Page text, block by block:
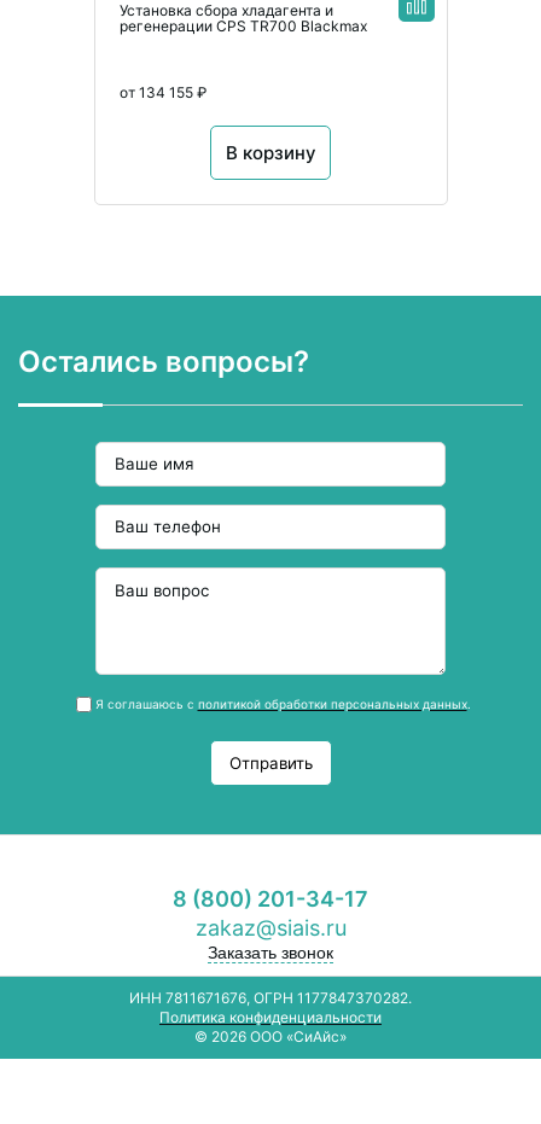
Установка сбора хладагента и
регенерации CPS TR700 Blackmax
от 134 155 ₽
В корзину
Остались вопросы?
Я соглашаюсь с политикой обработки персональных данных.
Отправить
8 (800) 201-34-17
zakaz@siais.ru
Заказать звонок
ИНН 7811671676, ОГРН 1177847370282.
Политика конфиденциальности
© 2026 ООО «СиАйс»